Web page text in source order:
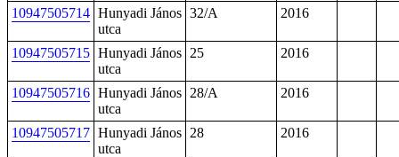
10947505714 Hunyadi János
utca
32/A 2016
10947505715 Hunyadi János
utca
25 2016
10947505716 Hunyadi János
utca
28/A 2016
10947505717 Hunyadi János
utca
28 2016